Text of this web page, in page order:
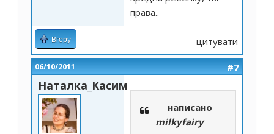
права..
Вгору цитувати
06/10/2011 #7
Наталка_Касим
написано
milkyfairy